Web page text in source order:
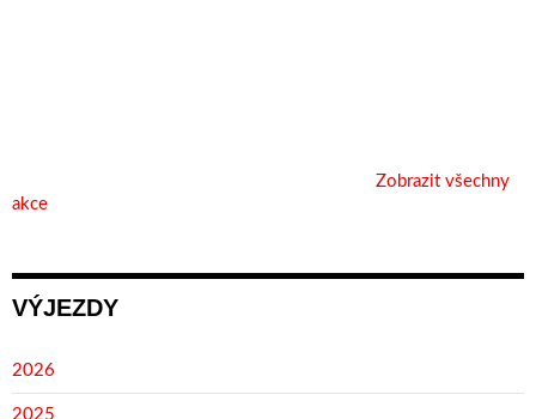
Zobrazit všechny
akce
VÝJEZDY
2026
2025